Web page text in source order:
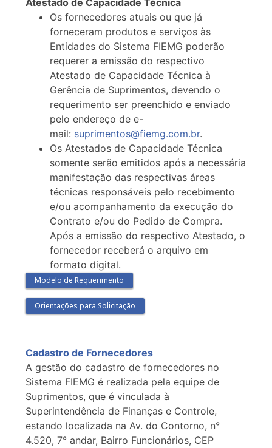
Atestado de Capacidade Técnica
Os fornecedores atuais ou que já
forneceram produtos e serviços às
Entidades do Sistema FIEMG poderão
requerer a emissão do respectivo
Atestado de Capacidade Técnica à
Gerência de Suprimentos, devendo o
requerimento ser preenchido e enviado
pelo endereço de e-
mail: suprimentos@fiemg.com.br.
Os Atestados de Capacidade Técnica
somente serão emitidos após a necessária
manifestação das respectivas áreas
técnicas responsáveis pelo recebimento
e/ou acompanhamento da execução do
Contrato e/ou do Pedido de Compra.
Após a emissão do respectivo Atestado, o
fornecedor receberá o arquivo em
formato digital.
Modelo de Requerimento
Orientações para Solicitação
Cadastro de Fornecedores
A gestão do cadastro de fornecedores no
Sistema FIEMG é realizada pela equipe de
Suprimentos, que é vinculada à
Superintendência de Finanças e Controle,
estando localizada na Av. do Contorno, n°
4.520, 7° andar, Bairro Funcionários, CEP